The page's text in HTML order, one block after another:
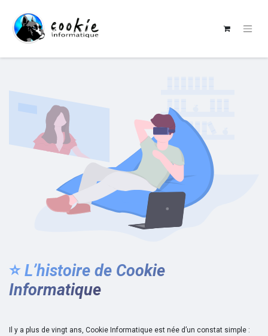
⭐L’histoire de Cookie
Informatique
Il y a plus de vingt ans, Cookie Informatique est née d’un constat simple :